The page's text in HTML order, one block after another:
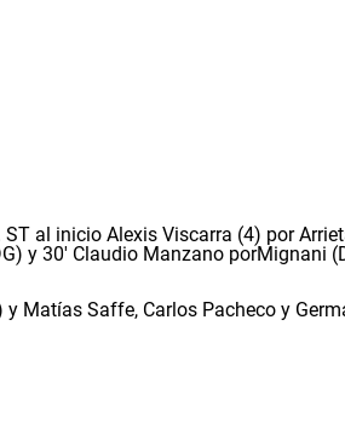
al inicio Alexis Viscarra (4) por
y 30' Claudio Manzano porMignani
Matías Saffe, Carlos Pacheco y